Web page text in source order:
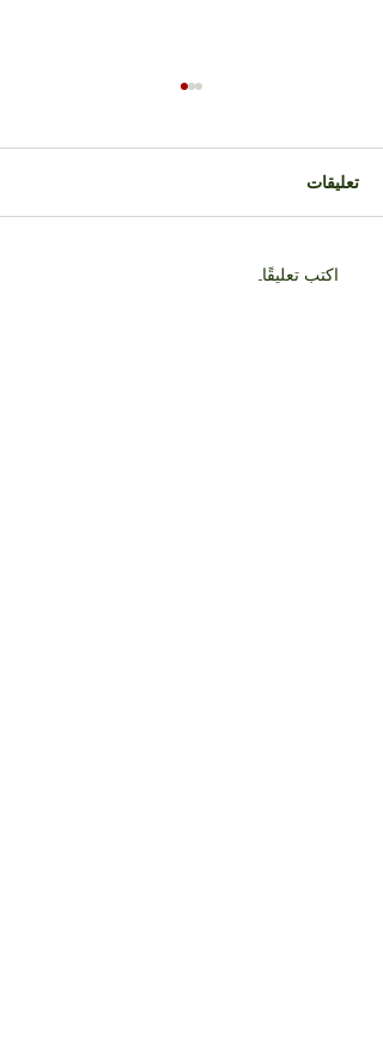
أنواع النفقة ودعوى النفقة
تعليقات
اكتب تعليقًا...